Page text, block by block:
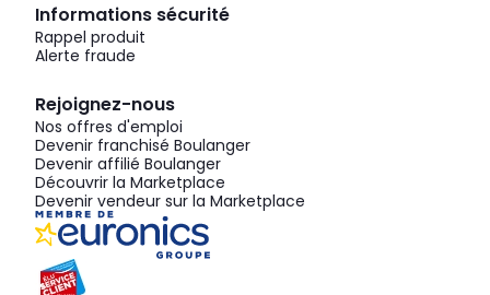
Informations sécurité
Rappel produit
Alerte fraude
Rejoignez-nous
Nos offres d'emploi
Devenir franchisé Boulanger
Devenir affilié Boulanger
Découvrir la Marketplace
Devenir vendeur sur la Marketplace